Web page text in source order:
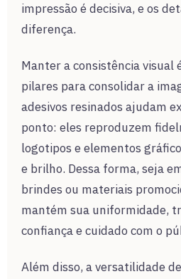
impressão é decisiva, e os
diferença.
Manter a consistência visual
pilares para consolidar a
adesivos resinados ajudam
ponto: eles reproduzem
logotipos e elementos
e brilho. Dessa forma, seja
brindes ou materiais
mantém sua uniformidade,
confiança e cuidado com o
Além disso, a versatilidade